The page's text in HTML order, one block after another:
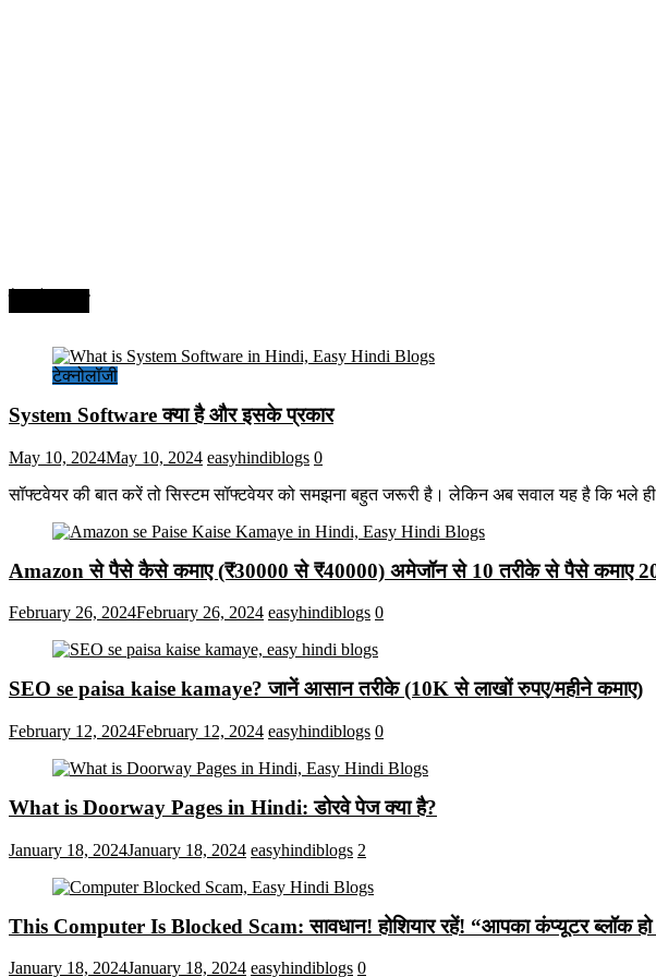
टेक्नोलॉजी
System Software क्या है और इसके प्रकार
May 10, 2024May 10, 2024 easyhindiblogs 0
सॉफ्टवेयर की बात करें तो सिस्टम सॉफ्टवेयर को समझना बहुत जरूरी है। लेकिन अब सवाल यह है कि भले ही
Amazon से पैसे कैसे कमाए (₹30000 से ₹40000) अमेजॉन से 10 तरीके से पैसे कमाए
February 26, 2024February 26, 2024 easyhindiblogs 0
SEO se paisa kaise kamaye? जानें आसान तरीके (10K से लाखों रुपए/महीने कमाए)
February 12, 2024February 12, 2024 easyhindiblogs 0
What is Doorway Pages in Hindi: डोरवे पेज क्या है?
January 18, 2024January 18, 2024 easyhindiblogs 2
This Computer Is Blocked Scam: सावधान! होशियार रहें! “आपका कंप्यूटर ब्लॉक
January 18, 2024January 18, 2024 easyhindiblogs 0